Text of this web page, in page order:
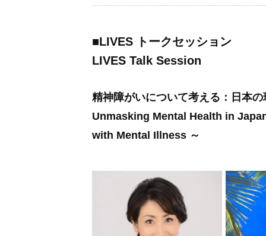
■LIVES トークセッション
LIVES Talk Session
精神障がいについて考える：日本
Unmasking Mental Health in
with Mental Illness ～